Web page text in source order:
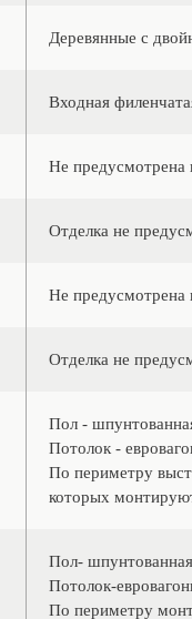
Деревянные с
Входная
Не предусмотрена
Отделка не
Не предусмотрена
Отделка не
Пол -
Потолок -
По периметру
которых
Пол-
Потолок-
По периметру